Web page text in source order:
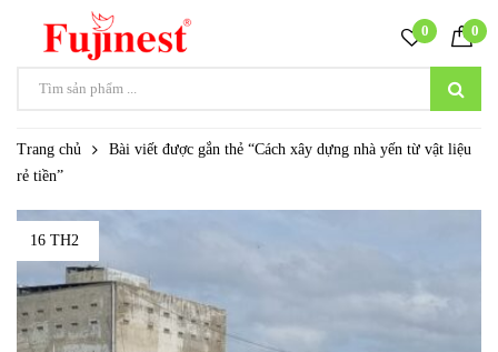
0 0
Trang chủ
Bài viết được gắn thẻ “Cách xây dựng nhà yến từ vật liệu
rẻ tiền”
16 TH2